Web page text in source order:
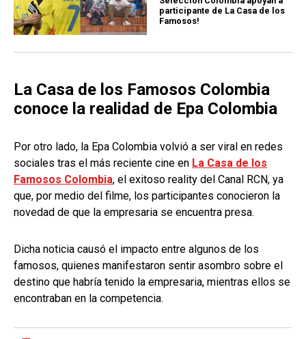
participante de La Casa de los
Famosos!
La Casa de los Famosos Colombia
conoce la realidad de Epa Colombia
Por otro lado, la Epa Colombia volvió a ser viral en redes
sociales tras el más reciente cine en La Casa de los
Famosos Colombia, el exitoso reality del Canal RCN, ya
que, por medio del filme, los participantes conocieron la
novedad de que la empresaria se encuentra presa.
Dicha noticia causó el impacto entre algunos de los
famosos, quienes manifestaron sentir asombro sobre el
destino que habría tenido la empresaria, mientras ellos se
encontraban en la competencia.